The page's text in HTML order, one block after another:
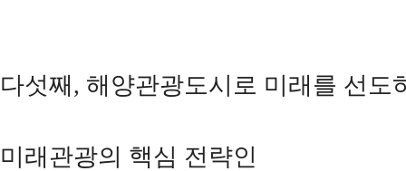
다섯째 , 해양관광도시로 미래를 선도
미래관광의 핵심 전략인